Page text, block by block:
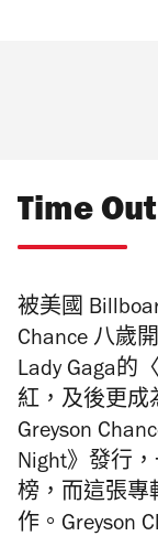
Time
被美國
Chance 八歲
Lady Gaga的
紅，及後更成
Greyson
Night》發行
榜，而這張專
作。Greyson